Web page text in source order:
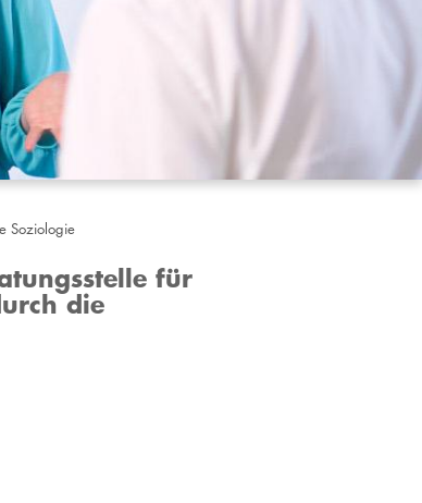
Soziologie
für
die